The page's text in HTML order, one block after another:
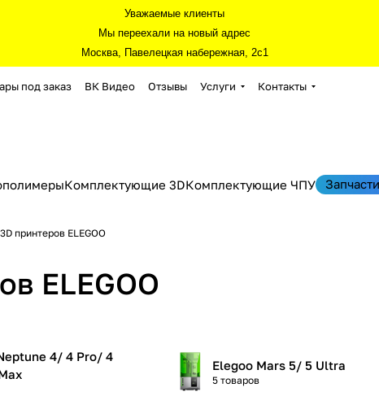
Уважаемые клиенты
Мы переехали на новый адрес
Москва, Павелецкая набережная, 2с1
под заказ ВК Видео Отзывы Услуги Контакты
Комплектующие 3DКомплектующие ЧПУ
принтеров ELEGOO
ELEGOO
4/ 4 Pro/ 4
Elegoo Mars 5/ 5 Ultra
5 товаров